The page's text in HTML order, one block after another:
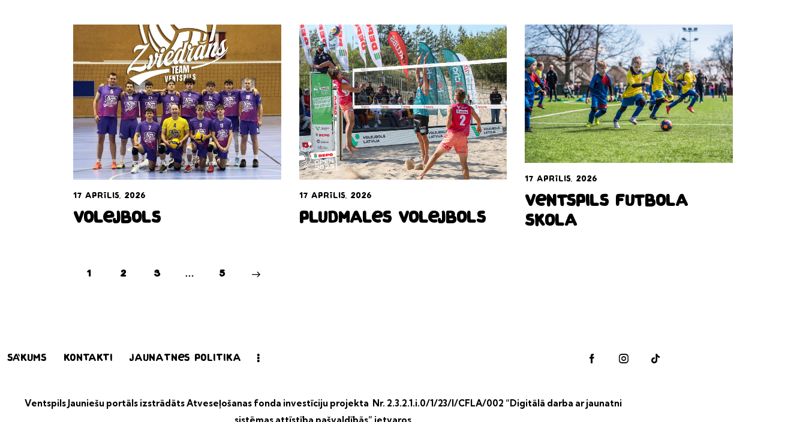
17 aprīlis, 2026
Volejbols
17 aprīlis, 2026
Pludmales volejbols
17 aprīlis, 2026
Ventspils Futbola
Skola
1 2 3 … 5
>
Sākums Kontakti Jaunatnes politika
Ventspils Jauniešu portāls izstrādātsAtveseļošanas fonda investīciju projekta Nr. 2.3.2.1.i.0/1/23/I/CFLA/002 “Digitālā darba ar jaunatni